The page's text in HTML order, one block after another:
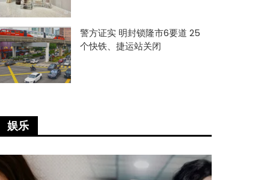
警方证实 明封锁隆市6要道 25
个快铁、捷运站关闭
娱乐